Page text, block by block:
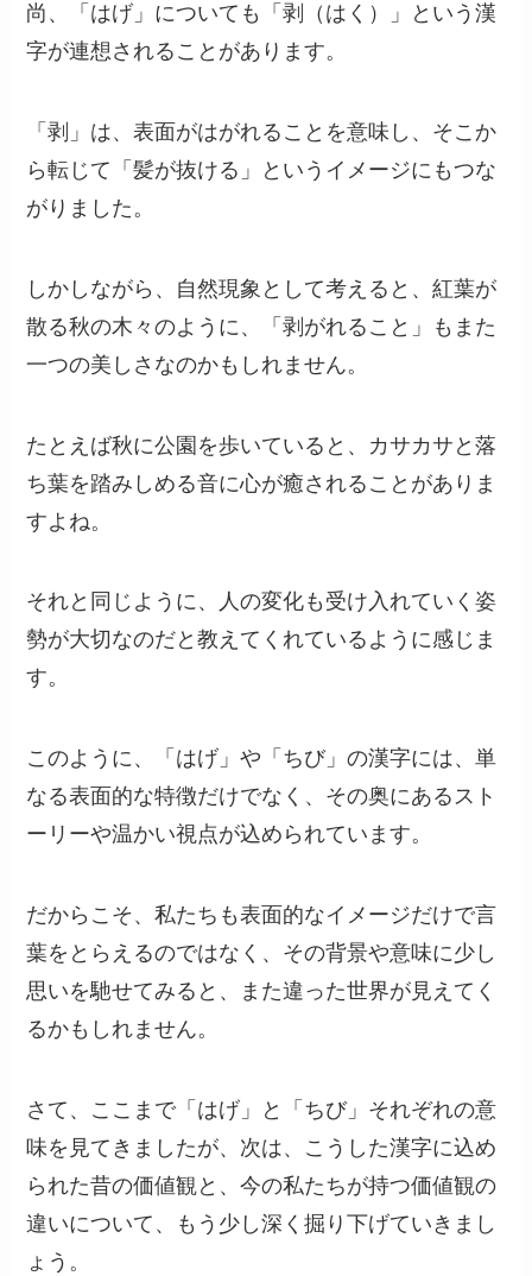
尚、「はげ」についても「剥（はく）」という漢
字が連想されることがあります。
「剥」は、表面がはがれることを意味し、そこか
ら転じて「髪が抜ける」というイメージにもつな
がりました。
しかしながら、自然現象として考えると、紅葉が
散る秋の木々のように、「剥がれること」もまた
一つの美しさなのかもしれません。
たとえば秋に公園を歩いていると、カサカサと落
ち葉を踏みしめる音に心が癒されることがありま
すよね。
それと同じように、人の変化も受け入れていく姿
勢が大切なのだと教えてくれているように感じま
す。
このように、「はげ」や「ちび」の漢字には、単
なる表面的な特徴だけでなく、その奥にあるスト
ーリーや温かい視点が込められています。
だからこそ、私たちも表面的なイメージだけで言
葉をとらえるのではなく、その背景や意味に少し
思いを馳せてみると、また違った世界が見えてく
るかもしれません。
さて、ここまで「はげ」と「ちび」それぞれの意
味を見てきましたが、次は、こうした漢字に込め
られた昔の価値観と、今の私たちが持つ価値観の
違いについて、もう少し深く掘り下げていきまし
ょう。